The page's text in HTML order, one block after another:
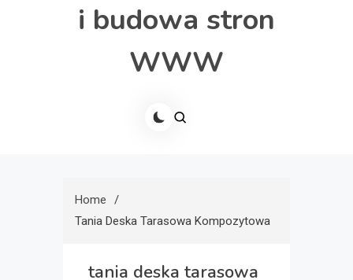
i budowa stron
WWW
Home
Tania Deska Tarasowa Kompozytowa
tania deska tarasowa